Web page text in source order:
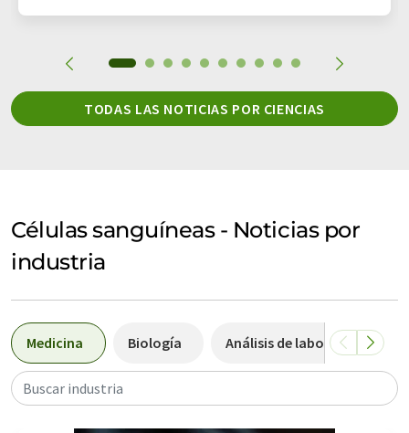
TODAS LAS NOTICIAS POR CIENCIAS
Células sanguíneas - Noticias por
industria
Medicina Biología Análisis de laboratorio /
Buscar industria